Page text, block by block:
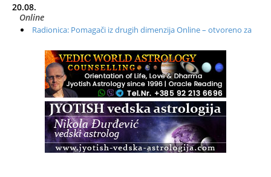
20.08.
Online
Radionica: Pomagači iz drugih dimenzija Online – otvoreno za
Zagreb+Online
Osnovni ThetaHealing® tečaj, Zagreb i Online
Zagreb
Osnovna radionica za izscjeljivanje pranom (Basic Pranic
Healing course)
Access BARS®, otpusti stres